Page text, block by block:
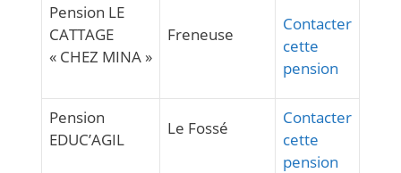
Pension LE
CATTAGE
« CHEZ MINA »
Freneuse
Contacter
cette
pension
Pension
EDUC’AGIL
Le Fossé
Contacter
cette
pension